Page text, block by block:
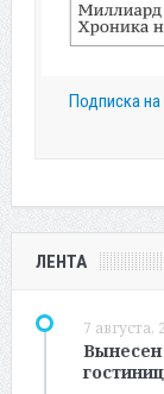
Подписка
ЛЕНТА
7 августа,
Вынесен